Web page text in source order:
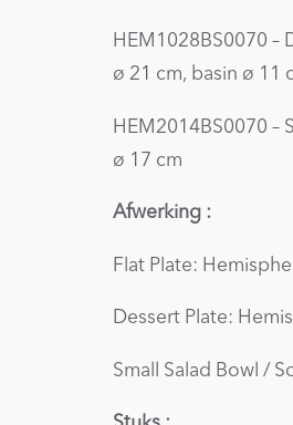
HEM1028BS0070 –
ø 21 cm, basin ø 11
HEM2014BS0070 –
ø 17 cm
Afwerking :
Flat Plate:
Dessert Plate:
Small Salad Bowl /